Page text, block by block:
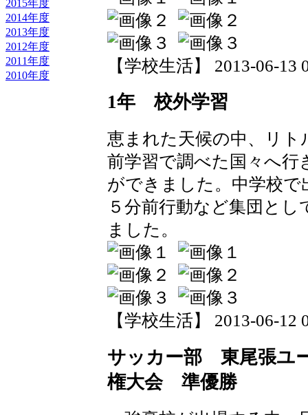
2015年度
2014年度
2013年度
2012年度
2011年度
2010年度
【学校生活】 2013-06-13
1年 校外学習
恵まれた天候の中、リ
前学習で調べた国々へ行
ができました。中学校
５分前行動など集団と
ました。
【学校生活】 2013-06-12
サッカー部 東尾張ユ
権大会 準優勝